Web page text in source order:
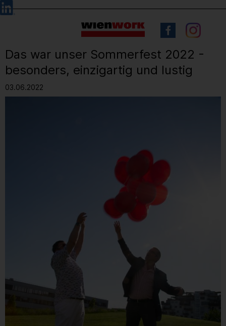
Barrierefreie
Bedienung
Sprachauswahl
Das war unser Sommerfest 2022 -
besonders, einzigartig und lustig
03.06.2022